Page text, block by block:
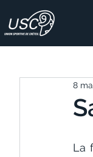
8
La